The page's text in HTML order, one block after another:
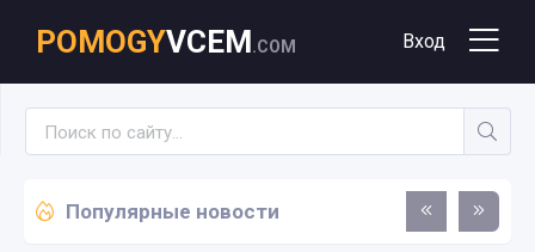
POMOGYVCEM.COM Вход
Популярные новости